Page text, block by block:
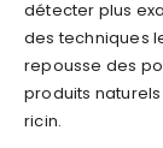
détecter plus
des techniques
repousse des
produits naturels
ricin.